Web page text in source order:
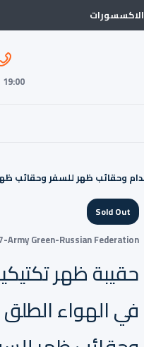
الاكسسورات
Sold Out
Army Green-Russian Federation
في الهواء الطلق